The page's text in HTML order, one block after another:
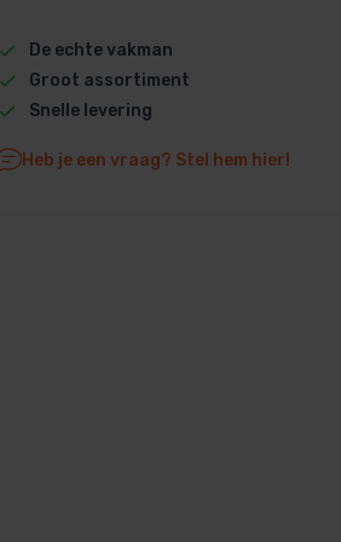
E10 onderdelen
De echte vakman
Groot assortiment
Snelle levering
Heb je een vraag? Stel hem hier!